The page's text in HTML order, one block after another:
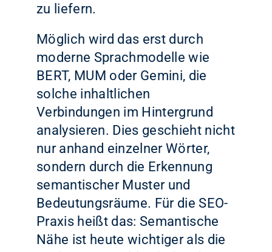
zu liefern.
Möglich wird das erst durch
moderne Sprachmodelle wie
BERT, MUM oder Gemini, die
solche inhaltlichen
Verbindungen im Hintergrund
analysieren. Dies geschieht nicht
nur anhand einzelner Wörter,
sondern durch die Erkennung
semantischer Muster und
Bedeutungsräume. Für die SEO-
Praxis heißt das: Semantische
Nähe ist heute wichtiger als die